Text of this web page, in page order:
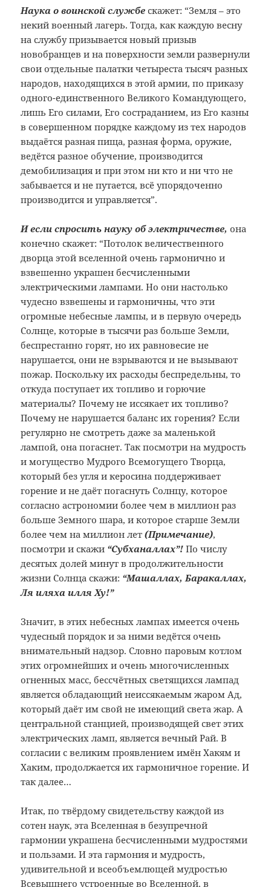
Наука о воинской службе скажет: “Земля – это
некий военный лагерь. Тогда, как каждую весну
на службу призывается новый призыв
новобранцев и на поверхности земли развернули
свои отдельные палатки четыреста тысяч разных
народов, находящихся в этой армии, по приказу
одного-единственного Великого Командующего,
лишь Его силами, Его состраданием, из Его казны
в совершенном порядке каждому из тех народов
выдаётся разная пища, разная форма, оружие,
ведётся разное обучение, производится
демобилизация и при этом ни кто и ни что не
забывается и не путается, всё упорядоченно
производится и управляется”.
И если спросить науку об электричестве,она
конечно скажет: “Потолок величественного
дворца этой вселенной очень гармонично и
взвешенно украшен бесчисленными
электрическими лампами. Но они настолько
чудесно взвешены и гармоничны, что эти
огромные небесные лампы, и в первую очередь
Солнце, которые в тысячи раз больше Земли,
беспрестанно горят, но их равновесие не
нарушается, они не взрываются и не вызывают
пожар. Поскольку их расходы беспредельны, то
откуда поступает их топливо и горючие
материалы? Почему не иссякает их топливо?
Почему не нарушается баланс их горения? Если
регулярно не смотреть даже за маленькой
лампой, она погаснет. Так посмотри на мудрость
и могущество Мудрого Всемогущего Творца,
который без угля и керосина поддерживает
горение и не даёт погаснуть Солнцу, которое
согласно астрономии более чем в миллион раз
больше Земного шара, и которое старше Земли
более чем на миллион лет(Примечание),
посмотри и скажи “Субханаллах”! По числу
десятых долей минут в продолжительности
жизни Солнца скажи: “Машаллах, Баракаллах,
Ля иляха илля Ху!”
Значит, в этих небесных лампах имеется очень
чудесный порядок и за ними ведётся очень
внимательный надзор. Словно паровым котлом
этих огромнейших и очень многочисленных
огненных масс, бессчётных светящихся лампад
является обладающий неиссякаемым жаром Ад,
который даёт им свой не имеющий света жар. А
центральной станцией, производящей свет этих
электрических ламп, является вечный Рай. В
согласии с великим проявлением имён Хакям и
Хаким, продолжается их гармоничное горение. И
так далее…
Итак, по твёрдому свидетельству каждой из
сотен наук, эта Вселенная в безупречной
гармонии украшена бесчисленными мудростями
и пользами. И эта гармония и мудрость,
удивительной и всеобъемлющей мудростью
Всевышнего устроенные во Вселенной, в